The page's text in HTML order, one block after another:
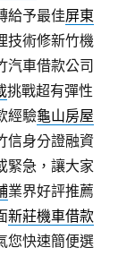
給予最佳屏東
技術修新竹機
汽車借款公司
挑戰超有彈性
經驗龜山房屋
信身分證融資
緊急，讓大家
業界好評推薦
新莊機車借款
您快速簡便選